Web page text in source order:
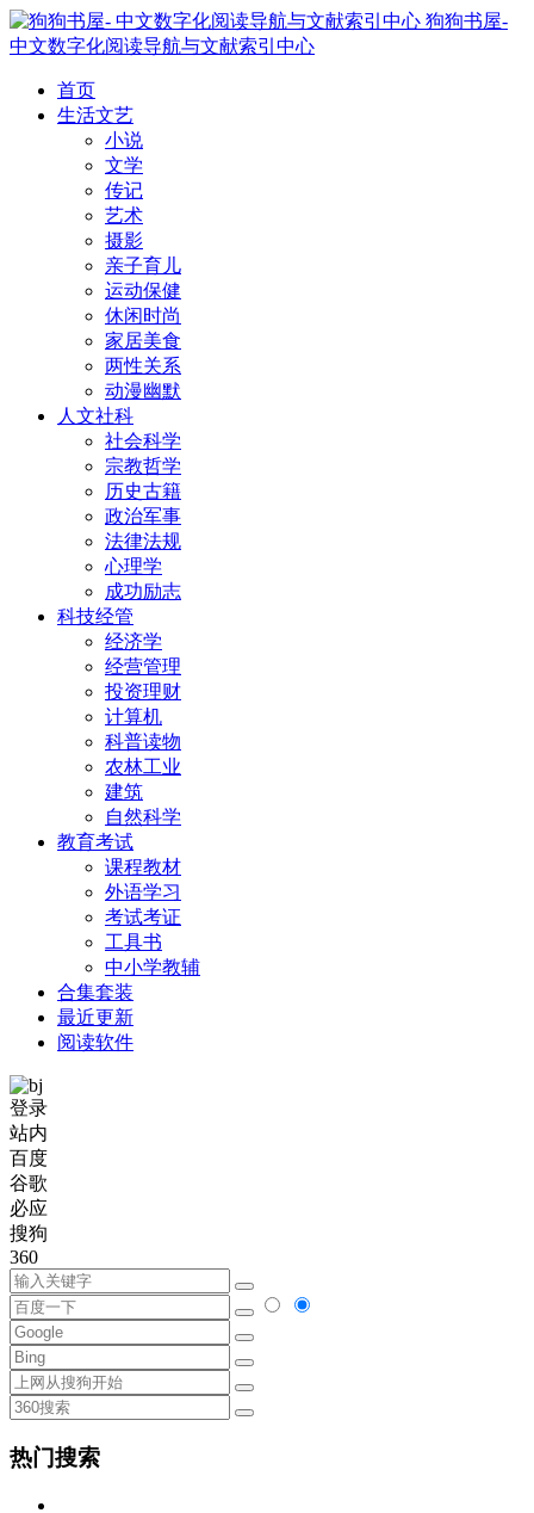
狗狗书屋-
中文数字化阅读导航与文献索引中心
首页
生活文艺
小说
文学
传记
艺术
摄影
亲子育儿
运动保健
休闲时尚
家居美食
两性关系
动漫幽默
人文社科
社会科学
宗教哲学
历史古籍
政治军事
法律法规
心理学
成功励志
科技经管
经济学
经营管理
投资理财
计算机
科普读物
农林工业
建筑
自然科学
教育考试
课程教材
外语学习
考试考证
工具书
中小学教辅
合集套装
最近更新
阅读软件
登录
站内
百度
谷歌
必应
搜狗
360
热门搜索